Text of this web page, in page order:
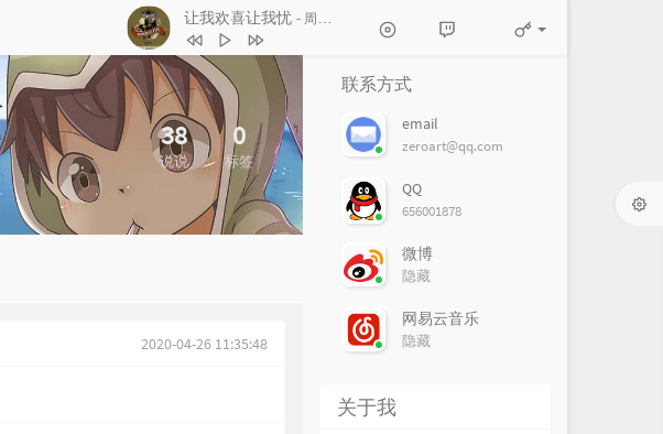
让我欢喜让我忧 - 周华健
1 让我欢喜让我忧 周华健
2 素颜
3 路过人间 郁可唯
笔记
方雅贤
38
说说
0
标签
2020-04-26 11:35:48
联系方式
email
zeroart@qq.com
QQ
656001878
微博
隐藏
网易云音乐
隐藏
关于我